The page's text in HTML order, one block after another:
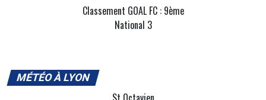
Classement GOAL FC : 9ème
National 3
MÉTÉO À LYON